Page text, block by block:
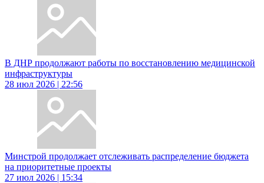
В ДНР продолжают работы по восстановлению медицинской
инфраструктуры
28 июл 2026 | 22:56
Минстрой продолжает отслеживать распределение бюджета
на приоритетные проекты
27 июл 2026 | 15:34